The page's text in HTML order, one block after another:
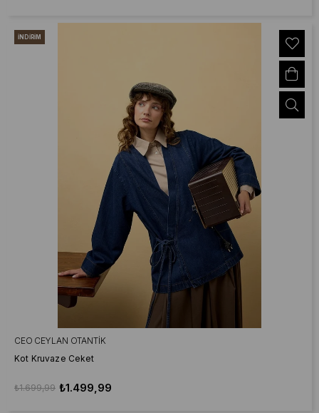
CEO CEYLAN OTANTIK
Kot Kruvaze Ceket
₺1.499,99
₺1.699,99
İNDIRIM